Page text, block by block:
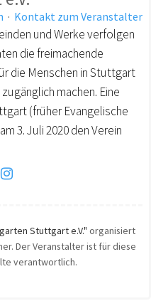
· Kontakt zum Veranstalter
und Werke verfolgen
die freimachende
die Menschen in Stuttgart
machen. Eine
(früher Evangelische
3. Juli 2020 den Verein
Stuttgart e.V." organisiert
Der Veranstalter ist für diese
verantwortlich.